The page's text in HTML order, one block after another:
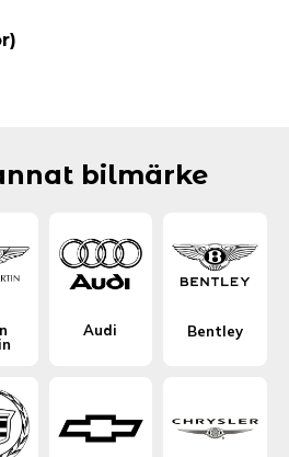
bilmärke
Audi Bentley